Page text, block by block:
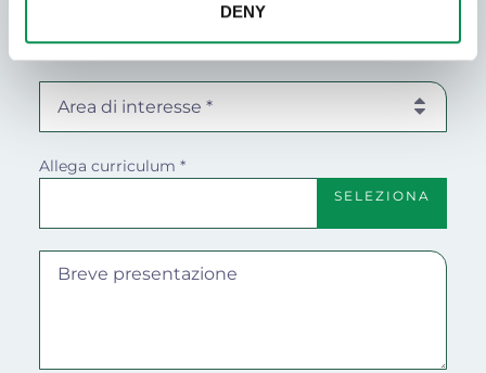
DENY
Area di interesse *
Allega curriculum *
SELEZIONA